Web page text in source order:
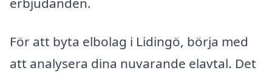
För att byta elbolag i Lidingö, börja med
att analysera dina nuvarande elavtal. Det